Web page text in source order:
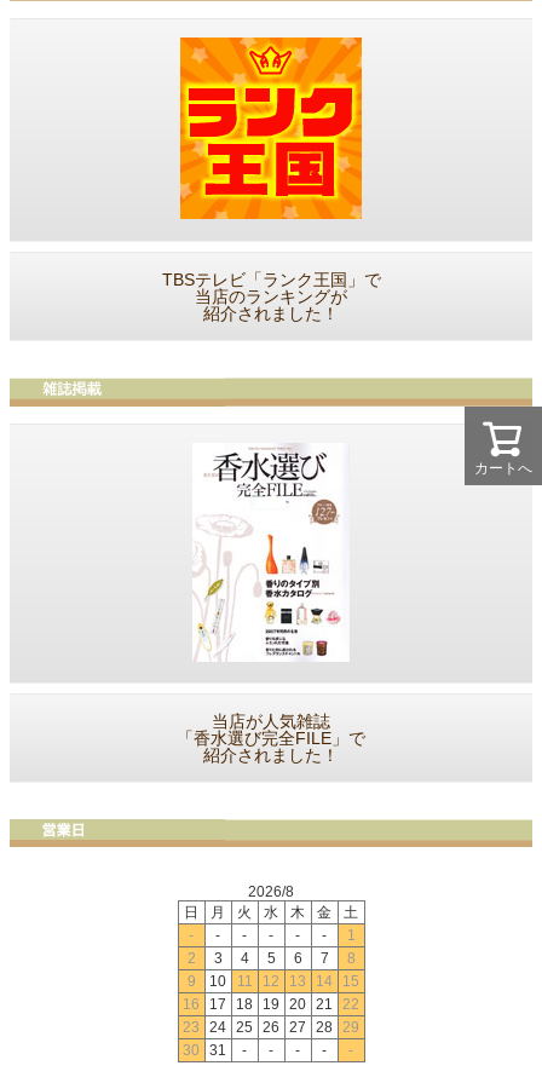
カートへ
TBSテレビ「ランク王国」で
当店のランキングが
紹介されました！
当店が人気雑誌
「香水選び完全FILE」で
紹介されました！
2026/8
日
月 火 水 木 金
土
-
- - - - -
1
2
3 4 5 6 7
8
9
10 11 12 13 14
15
16
17 18 19 20 21
22
23
24 25 26 27 28 29
30
31 - - - - -